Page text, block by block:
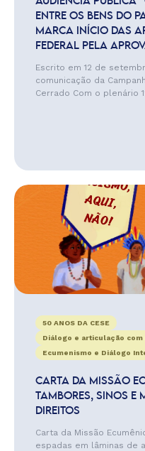
ENTRE OS BENS DO
MARCA INÍCIO DAS
FEDERAL PELA
Escrito em 12 de
comunicação da
Cerrado Com o plenário
50 ANOS DA CESE
Diálogo e articulação
Ecumenismo e Diálogo
CARTA DA MISSÃO
TAMBORES, SINOS E
DIREITOS
Carta da Missão
espadas em lâminas de